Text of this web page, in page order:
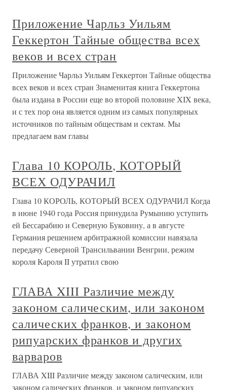
Приложение Чарльз Уильям
Геккертон Тайные общества всех
веков и всех стран
Приложение Чарльз Уильям Геккертон Тайные общества
всех веков и всех стран Знаменитая книга Геккертона
была издана в России еще во второй половине XIX века,
и с тех пор она является одним из самых популярных
источников по тайным обществам и сектам. Мы
предлагаем вам главы
Глава 10 КОРОЛЬ, КОТОРЫЙ
ВСЕХ ОДУРАЧИЛ
Глава 10 КОРОЛЬ, КОТОРЫЙ ВСЕХ ОДУРАЧИЛ Когда
в июне 1940 года Россия принудила Румынию уступить
ей Бессарабию и Северную Буковину, а в августе
Германия решением арбитражной комиссии навязала
передачу Северной Трансильвании Венгрии, режим
короля Кароля II утратил свою
ГЛАВА XIII Различие между
законом салическим, или законом
салических франков, и законом
рипуарских франков и других
варваров
ГЛАВА XIII Различие между законом салическим, или
законом салических франков, и законом рипуарских